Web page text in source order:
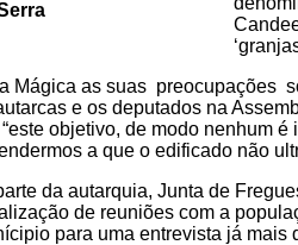
Mágica as suas preocupações
e os deputados na
objetivo, de modo nenhum
a que o edificado não
da autarquia, Junta de
de reuniões com a
para uma entrevista já mais